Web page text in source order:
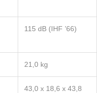
115 dB (IHF ’66)
21,0 kg
43,0 x 18,6 x 43,8